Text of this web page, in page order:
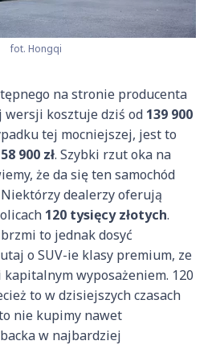
fot. Hongqi
na stronie producenta
wersji kosztuje dziś od 139 900
tej mocniejszej, jest to
900 zł. Szybki rzut oka na
że da się ten samochód
dealerzy oferują
120 tysięcy złotych.
to jednak dosyć
o SUV-ie klasy premium, ze
wyposażeniem. 120
to w dzisiejszych czasach
nie kupimy nawet
w najbardziej